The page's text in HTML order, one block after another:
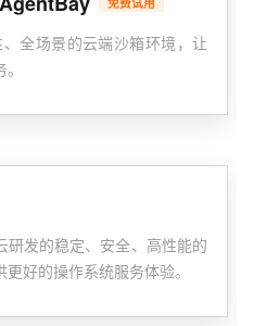
全场景的云端沙箱环境，让
发的稳定、安全、高性能的
好的操作系统服务体验。